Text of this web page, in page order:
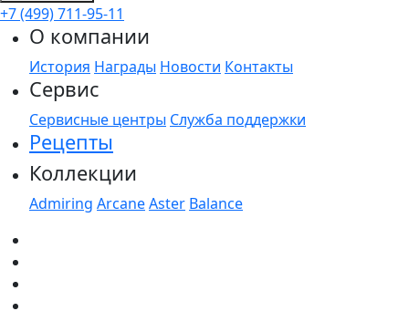
+7 (499) 711-95-11
О компании
История Награды Новости Контакты
Сервис
Сервисные центры Служба поддержки
Рецепты
Коллекции
Admiring ArcaneAster Balance